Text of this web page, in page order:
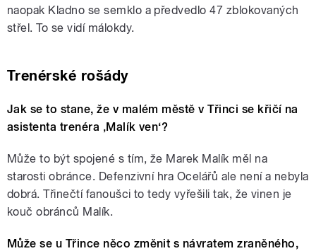
naopak Kladno se semklo a předvedlo 47 zblokovaných
střel. To se vidí málokdy.
Trenérské rošády
Jak se to stane, že v malém městě v Třinci se křičí na
asistenta trenéra ‚Malík ven‘?
Může to být spojené s tím, že Marek Malík měl na
starosti obránce. Defenzivní hra Ocelářů ale není a nebyla
dobrá. Třinečtí fanoušci to tedy vyřešili tak, že vinen je
kouč obránců Malík.
Může se u Třince něco změnit s návratem zraněného,